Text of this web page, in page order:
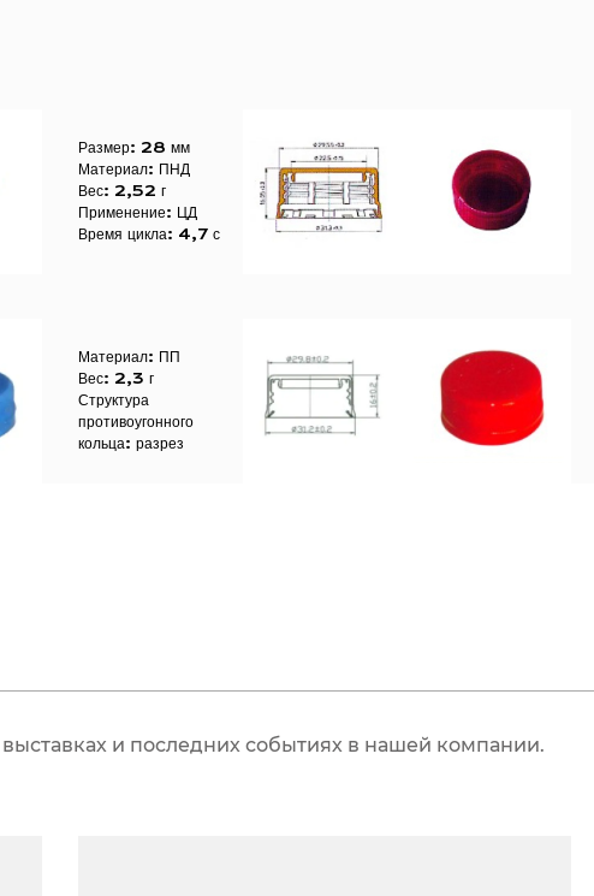
высокоточной
высокий уровень
поддержания
производственного
Мы понимаем, что
разработана с
доступны, а
очистку и
особые
готова работать с
Размер: 28 мм
Материал: ПНД
Вес: 2,52 г
Применение: ЦД
Время цикла: 4,7 с
Материал: ПП
Вес: 2,3 г
Структура
противоугонного
кольца: разрез
и последних событиях в нашей компании.